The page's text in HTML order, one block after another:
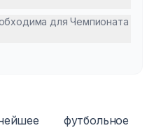
для Чемпионата
футбольное